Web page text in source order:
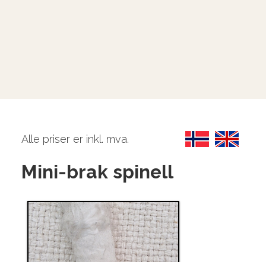
Alle priser er inkl. mva.
Mini-brak spinell